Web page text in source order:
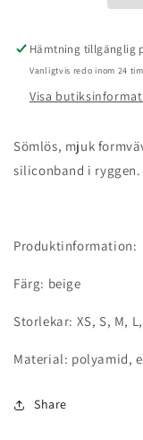
Hämtning tillgänglig
Vanligtvis redo inom 24
Visa
Sömlös, mjuk
siliconband i
Produktinformation:
Färg: beige
Storlekar: XS, S, M,
Material: polyamid,
Share